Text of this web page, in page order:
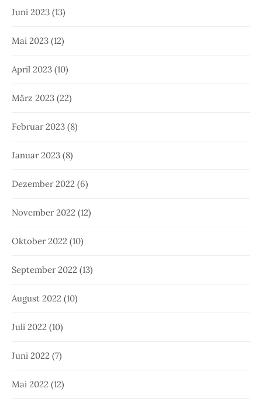
Juni 2023 (13)
Mai 2023 (12)
April 2023 (10)
März 2023 (22)
Februar 2023 (8)
Januar 2023 (8)
Dezember 2022 (6)
November 2022 (12)
Oktober 2022 (10)
September 2022 (13)
August 2022 (10)
Juli 2022 (10)
Juni 2022 (7)
Mai 2022 (12)